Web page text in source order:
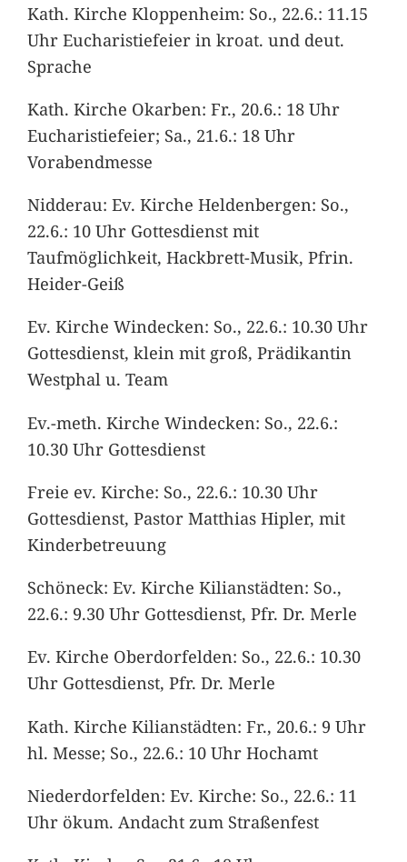
Kath. Kirche Kloppenheim: So., 22.6.: 11.15
Uhr Eucharistiefeier in kroat. und deut.
Sprache
Kath. Kirche Okarben: Fr., 20.6.: 18 Uhr
Eucharistiefeier; Sa., 21.6.: 18 Uhr
Vorabendmesse
Nidderau: Ev. Kirche Heldenbergen: So.,
22.6.: 10 Uhr Gottesdienst mit
Taufmöglichkeit, Hackbrett-Musik, Pfrin.
Heider-Geiß
Ev. Kirche Windecken: So., 22.6.: 10.30 Uhr
Gottesdienst, klein mit groß, Prädikantin
Westphal u. Team
Ev.-meth. Kirche Windecken: So., 22.6.:
10.30 Uhr Gottesdienst
Freie ev. Kirche: So., 22.6.: 10.30 Uhr
Gottesdienst, Pastor Matthias Hipler, mit
Kinderbetreuung
Schöneck: Ev. Kirche Kilianstädten: So.,
22.6.: 9.30 Uhr Gottesdienst, Pfr. Dr. Merle
Ev. Kirche Oberdorfelden: So., 22.6.: 10.30
Uhr Gottesdienst, Pfr. Dr. Merle
Kath. Kirche Kilianstädten: Fr., 20.6.: 9 Uhr
hl. Messe; So., 22.6.: 10 Uhr Hochamt
Niederdorfelden: Ev. Kirche: So., 22.6.: 11
Uhr ökum. Andacht zum Straßenfest